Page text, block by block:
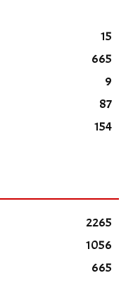
15
665
9
87
154
2265
1056
665